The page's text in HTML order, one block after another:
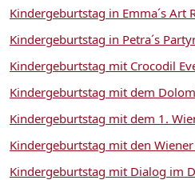
Kindergeburtstag in Emma´s Art
Kindergeburtstag in Petra´s
Kindergeburtstag mit Crocodil
Kindergeburtstag mit dem
Kindergeburtstag mit dem 1.
Kindergeburtstag mit den
Kindergeburtstag mit Dialog im